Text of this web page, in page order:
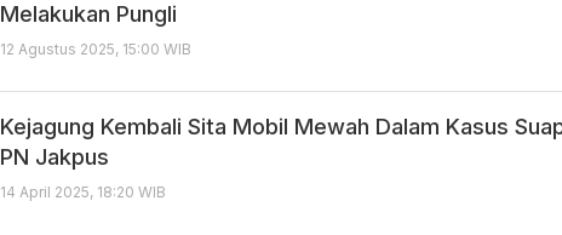
Melakukan Pungli
12 Agustus 2025, 15:00 WIB
Kejagung Kembali Sita Mobil Mewah Dalam Kasus
PN Jakpus
14 April 2025, 18:20 WIB